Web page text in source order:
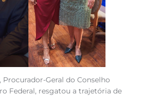
Procurador-Geral do Conselho
Federal, resgatou a trajetória de